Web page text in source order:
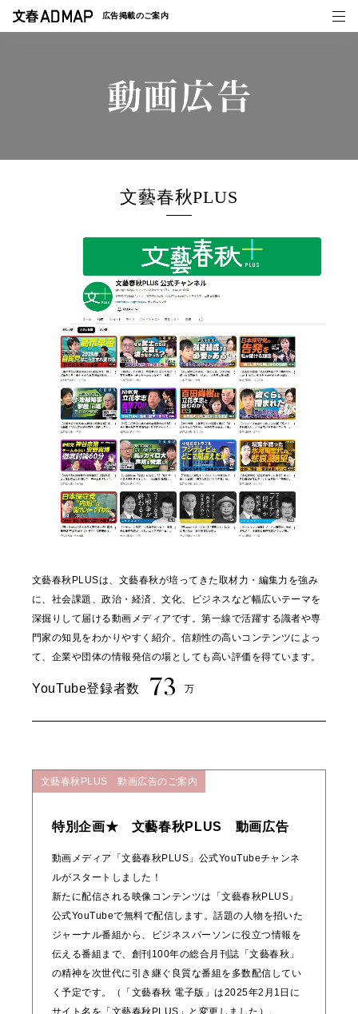
広告掲載のご案内
媒体紹介
文藝春秋PLUS
文藝春秋PLUSは、文藝春秋が培ってきた取材力・編集力を強み
に、社会課題、政治・経済、文化、ビジネスなど幅広いテーマを
深掘りして届ける動画メディアです。第一線で活躍する識者や専
門家の知見をわかりやすく紹介。信頼性の高いコンテンツによっ
て、企業や団体の情報発信の場としても高い評価を得ています。
YouTube登録者数 73 万
文藝春秋PLUS 動画広告のご案内
特別企画★ 文藝春秋PLUS 動画広告
動画メディア「文藝春秋PLUS」公式YouTubeチャンネ
ルがスタートしました！
新たに配信される映像コンテンツは「文藝春秋PLUS」
公式YouTubeで無料で配信します。話題の人物を招いた
ジャーナル番組から、ビジネスパーソンに役立つ情報を
伝える番組まで、創刊100年の総合月刊誌「文藝春秋」
の精神を次世代に引き継ぐ良質な番組を多数配信してい
く予定です。（「文藝春秋 電子版」は2025年2月1日に